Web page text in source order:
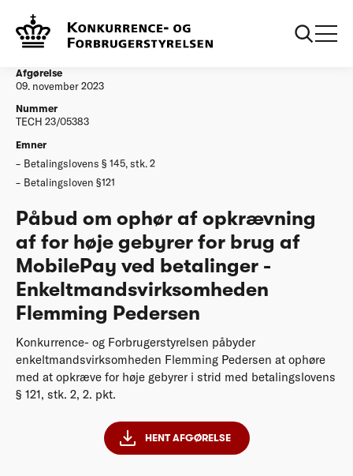
Afgørelser
gebyrer for brug af MobilePay ved betalinger
Afgørelse
09. november 2023
Nummer
TECH 23/05383
Emner
Betalingslovens § 145, stk. 2
Betalingsloven §121
Påbud om ophør af opkrævning
af for høje gebyrer for brug af
MobilePay ved betalinger -
Enkeltmandsvirksomheden
Flemming Pedersen
Konkurrence- og Forbrugerstyrelsen påbyder
enkeltmandsvirksomheden Flemming Pedersen at ophøre
med at opkræve for høje gebyrer i strid med betalingslovens
§ 121, stk. 2, 2. pkt.
HENT AFGØRELSE